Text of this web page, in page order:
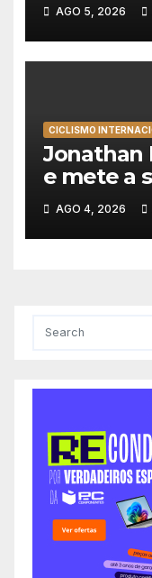
Polónia
AGO 5, 2026
CICLISMO
Jonathan
e mete a
Polónia
AGO 4, 2026